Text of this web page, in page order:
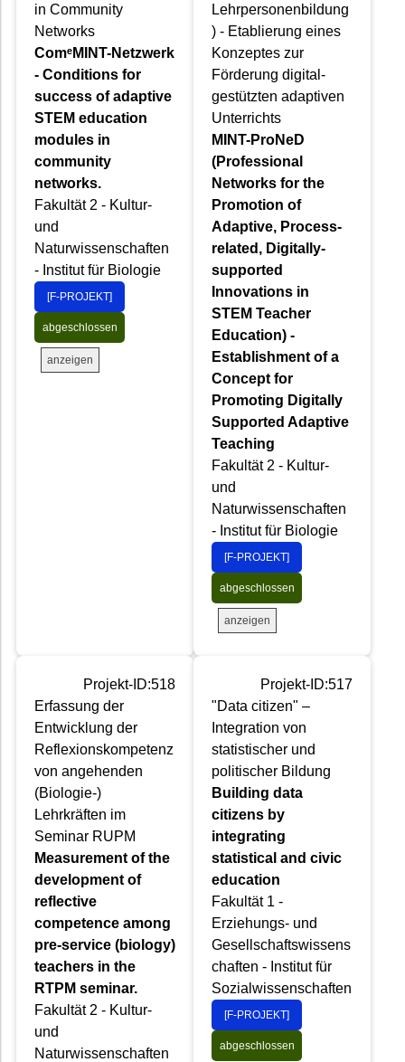
in Community
Networks
ComᵉMINT-Netzwerk
- Conditions for
success of adaptive
STEM education
modules in
community
networks.
Fakultät 2 - Kultur-
und
Naturwissenschaften
- Institut für Biologie
[F-PROJEKT]
abgeschlossen
anzeigen
Lehrpersonenbildung
) - Etablierung eines
Konzeptes zur
Förderung digital-
gestützten adaptiven
Unterrichts
MINT-ProNeD
(Professional
Networks for the
Promotion of
Adaptive, Process-
related, Digitally-
supported
Innovations in
STEM Teacher
Education) -
Establishment of a
Concept for
Promoting Digitally
Supported Adaptive
Teaching
Fakultät 2 - Kultur-
und
Naturwissenschaften
- Institut für Biologie
[F-PROJEKT]
abgeschlossen
anzeigen
Projekt-ID:518
Erfassung der
Entwicklung der
Reflexionskompetenz
von angehenden
(Biologie-)
Lehrkräften im
Seminar RUPM
Measurement of the
development of
reflective
competence among
pre-service (biology)
teachers in the
RTPM seminar.
Fakultät 2 - Kultur-
und
Naturwissenschaften
Projekt-ID:517
"Data citizen" –
Integration von
statistischer und
politischer Bildung
Building data
citizens by
integrating
statistical and civic
education
Fakultät 1 -
Erziehungs- und
Gesellschaftswissens
chaften - Institut für
Sozialwissenschaften
[F-PROJEKT]
abgeschlossen